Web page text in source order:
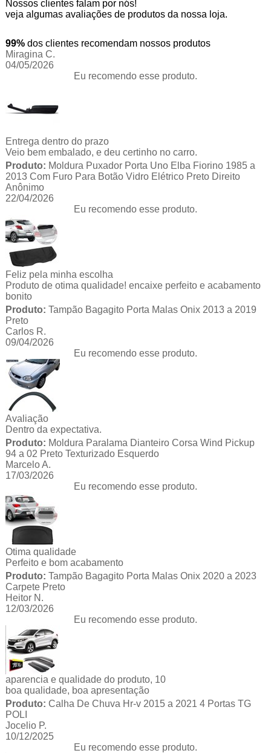
Nossos clientes falam por nós!
veja algumas avaliações de produtos da nossa loja.
99% dos clientes recomendam nossos produtos
Miragina C.
04/05/2026
Eu recomendo esse produto.
Entrega dentro do prazo
Veio bem embalado, e deu certinho no carro.
Produto: Moldura Puxador Porta Uno Elba Fiorino 1985 a
2013 Com Furo Para Botão Vidro Elétrico Preto Direito
Anônimo
22/04/2026
Eu recomendo esse produto.
Feliz pela minha escolha
Produto de otima qualidade! encaixe perfeito e acabamento
bonito
Produto: Tampão Bagagito Porta Malas Onix 2013 a 2019
Preto
Carlos R.
09/04/2026
Eu recomendo esse produto.
Avaliação
Dentro da expectativa.
Produto: Moldura Paralama Dianteiro Corsa Wind Pickup
94 a 02 Preto Texturizado Esquerdo
Marcelo A.
17/03/2026
Eu recomendo esse produto.
Otima qualidade
Perfeito e bom acabamento
Produto: Tampão Bagagito Porta Malas Onix 2020 a 2023
Carpete Preto
Heitor N.
12/03/2026
Eu recomendo esse produto.
aparencia e qualidade do produto, 10
boa qualidade, boa apresentação
Produto: Calha De Chuva Hr-v 2015 a 2021 4 Portas TG
POLI
Jocelio P.
10/12/2025
Eu recomendo esse produto.